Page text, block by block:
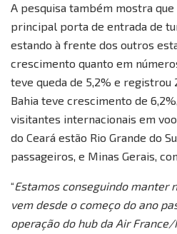
A pesquisa também mostra
principal porta de entrada de
estando à frente dos outros
crescimento quanto em
teve queda de 5,2% e registrou
Bahia teve crescimento de
visitantes internacionais em
do Ceará estão Rio Grande do
passageiros, e Minas Gerais,
“Estamos conseguindo manter
vem desde o começo do ano
operação do hub da Air France/